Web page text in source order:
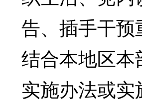
告、插手干
结合本地区
实施办法或